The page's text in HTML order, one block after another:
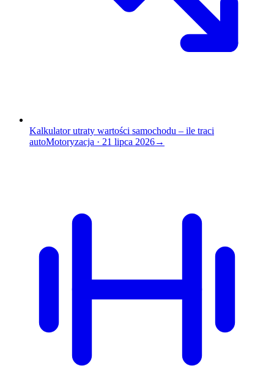
Kalkulator utraty wartości samochodu – ile traci
autoMotoryzacja · 21 lipca 2026→